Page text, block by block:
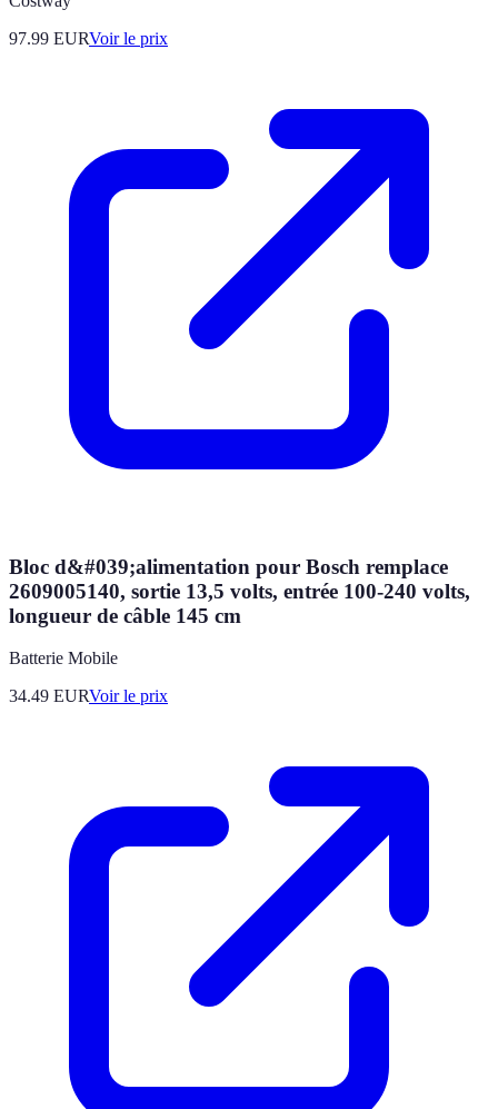
97.99 EURVoir le prix
Bloc d&#039;alimentation pour Bosch remplace
2609005140, sortie 13,5 volts, entrée 100-240 volts,
longueur de câble 145 cm
Batterie Mobile
34.49 EURVoir le prix